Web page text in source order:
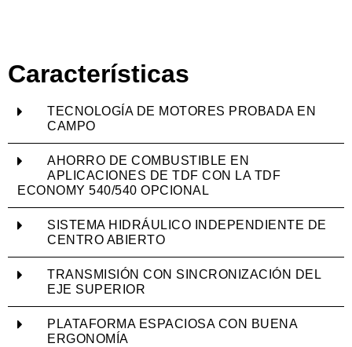
Características
TECNOLOGÍA DE MOTORES PROBADA EN
CAMPO
AHORRO DE COMBUSTIBLE EN
APLICACIONES DE TDF CON LA TDF
ECONOMY 540/540 OPCIONAL
SISTEMA HIDRÁULICO INDEPENDIENTE DE
CENTRO ABIERTO
TRANSMISIÓN CON SINCRONIZACIÓN DEL
EJE SUPERIOR
PLATAFORMA ESPACIOSA CON BUENA
ERGONOMÍA